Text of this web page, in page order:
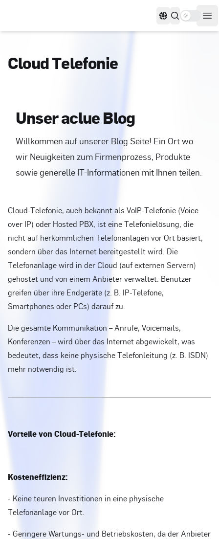
Sprachen
Use
Cloud Telefonie
UnseraclueBlog
Willkommen auf unserer Blog Seite! Ein Ort wo
wir Neuigkeiten zum Firmenprozess, Produkte
sowie generelle IT-Informationen mit Ihnen teilen.
Cloud-Telefonie, auch bekannt als VoIP-Telefonie (Voice
over IP) oder Hosted PBX, ist eine Telefonielösung, die
nicht auf herkömmlichen Telefonanlagen vor Ort basiert,
sondern über das Internet bereitgestellt wird. Die
Telefonanlage wird in der Cloud (auf externen Servern)
gehostet und von einem Anbieter verwaltet. Benutzer
greifen über ihre Endgeräte (z. B. IP-Telefone,
Smartphones oder PCs) darauf zu.
Die gesamte Kommunikation – Anrufe, Voicemails,
Konferenzen – wird über das Internet abgewickelt, was
bedeutet, dass keine physische Telefonleitung (z. B. ISDN)
mehr notwendig ist.
Vorteile von Cloud-Telefonie:
Kosteneffizienz:
- Keine teuren Investitionen in eine physische
Telefonanlage vor Ort.
- Geringere Wartungs- und Betriebskosten, da der Anbieter